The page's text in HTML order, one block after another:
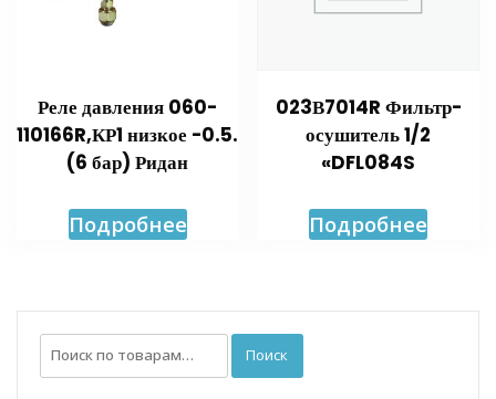
Реле давления 060-
110166R,КР1 низкое -0.5.
(6 бар) Ридан
Подробнее
023В7014R Фильтр-
осушитель 1/2
«DFL084S
Подробнее
Искать: Поиск